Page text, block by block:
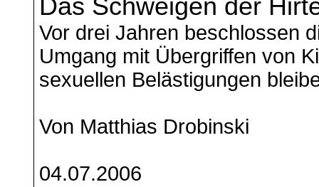
Vor drei Jahren beschlossen
Umgang mit Übergriffen von
sexuellen Belästigungen
Von Matthias Drobinski
04.07.2006